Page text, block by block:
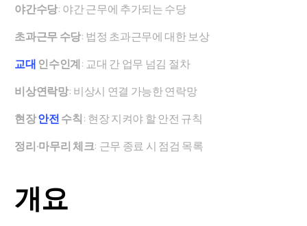
야간수당: 야간 근무에 추가되는 수당
초과근무 수당: 법정 초과근무에 대한 보상
교대 인수인계: 교대 간 업무 넘김 절차
비상연락망: 비상시 연결 가능한 연락망
현장안전수칙: 현장 지켜야 할 안전 규칙
정리·마무리 체크: 근무 종료 시 점검 목록
개요